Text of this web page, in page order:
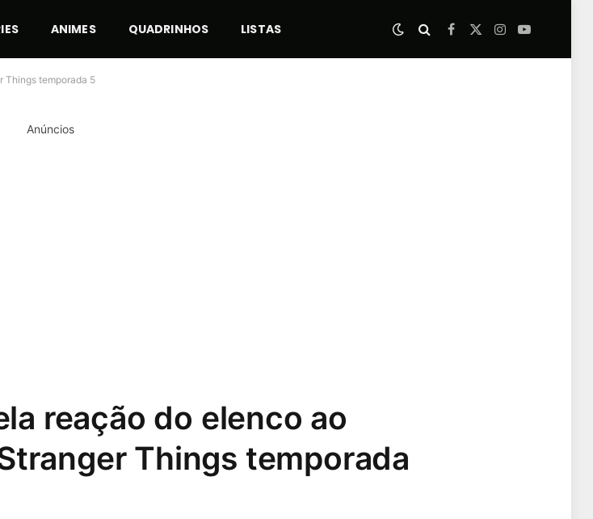
ANIMES QUADRINHOS LISTAS Facebook
X
Instagram
YouTube
Things temporada 5
Anúncios
reação do elenco ao
Things temporada